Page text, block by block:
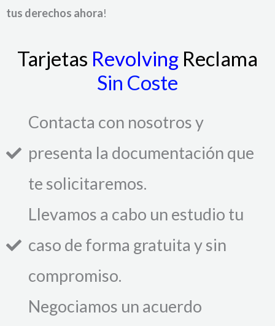
tus derechos ahora!
Tarjetas Revolving Reclama
Sin Coste​
Contacta con nosotros y
presenta la documentación que
te solicitaremos.
Llevamos a cabo un estudio tu
caso de forma gratuita y sin
compromiso.
Negociamos un acuerdo